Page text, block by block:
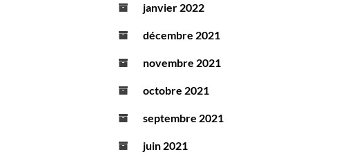
janvier 2022
décembre 2021
novembre 2021
octobre 2021
septembre 2021
juin 2021